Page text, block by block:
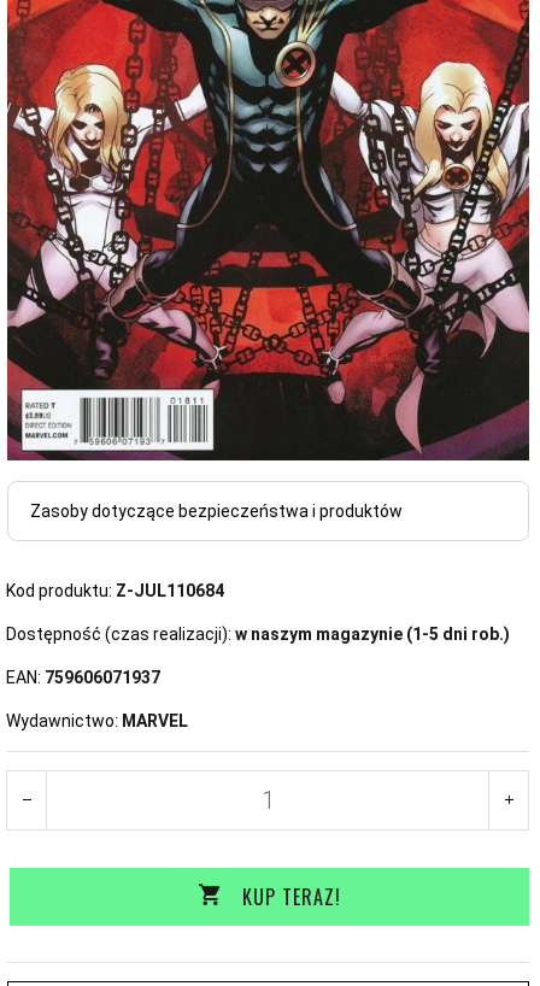
Zasoby dotyczące bezpieczeństwa i produktów
Kod produktu: Z-JUL110684
Dostępność (czas realizacji): w naszym magazynie (1-5 dni rob.)
EAN: 759606071937
Wydawnictwo: MARVEL
KUP TERAZ!